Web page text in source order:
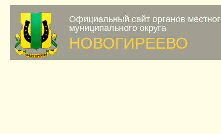
Официальный сайт органов
муниципального округа
НОВОГИРЕЕВО